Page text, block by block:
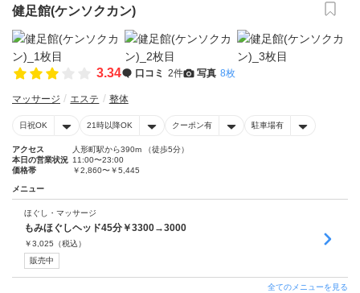
健足館(ケンソクカン)
3.34 口コミ 2件 写真 8枚
マッサージ エステ 整体
日祝OK 21時以降OK クーポン有 駐車場有
アクセス
人形町駅から390m （徒歩5分）
本日の営業状況 11:00〜23:00
価格帯
￥2,860〜￥5,445
メニュー
ほぐし・マッサージ
もみほぐしヘッド45分￥3300→3000
￥3,025 （税込）
販売中
全てのメニューを見る